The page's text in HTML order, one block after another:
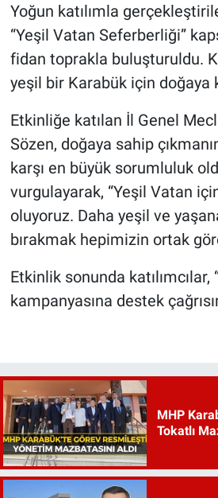
Yoğun katılımla
“Yeşil Vatan Seferberliği”
fidan toprakla buluşturuldu.
yeşil bir Karabük için doğaya
Etkinliğe katılan İl Genel
Sözen, doğaya sahip
karşı en büyük sorumluluk
vurgulayarak, “Yeşil Vatan
oluyoruz. Daha yeşil ve
bırakmak hepimizin ortak
Etkinlik sonunda katılımcılar,
kampanyasına destek
MHP
Tokatlı